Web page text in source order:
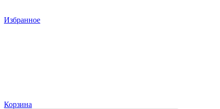
Избранное
Корзина